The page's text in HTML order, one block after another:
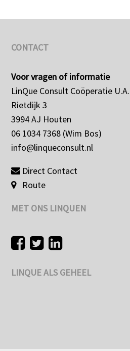
CONTACT
Voor vragen of informatie
LinQue Consult Coöperatie U.A.
Rietdijk 3
3994 AJ Houten
06 1034 7368 (Wim Bos)
info@linqueconsult.nl
Direct Contact
Route
MET ONS LINQUEN
LINQUE ALS GEHEEL